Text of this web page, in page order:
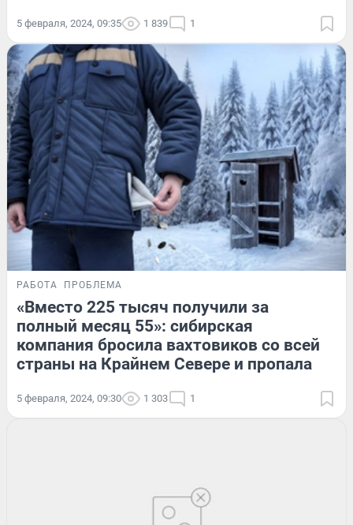
5 февраля, 2024, 09:35 1 839 1
РАБОТА ПРОБЛЕМА
«Вместо 225 тысяч получили за
полный месяц 55»: сибирская
компания бросила вахтовиков со всей
страны на Крайнем Севере и пропала
5 февраля, 2024, 09:30 1 303 1